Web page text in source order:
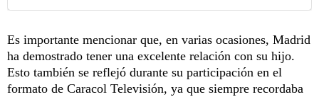
Es importante mencionar que, en varias ocasiones, Madrid
ha demostrado tener una excelente relación con su hijo.
Esto también se reflejó durante su participación en el
formato de Caracol Televisión, ya que siempre recordaba